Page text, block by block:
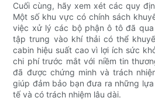
Cuối cùng, hãy xem xét các quy
Một số khu vực có chính sách
việc xử lý các bộ phận ô tô đã
tập trung vào khí thải có thể
cabin hiệu suất cao vì lợi ích sức
chi phí trước mắt với niềm tin
đã được chứng minh và trách
giúp đảm bảo bạn đưa ra những
tế và có trách nhiệm lâu dài.